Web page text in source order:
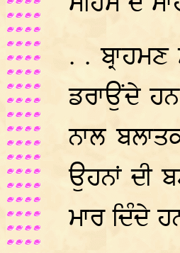
. .
ਡਰਾਉਂਦੇ
ਨਾਲ
ਉਹਨਾਂ ਦੀ
ਮਾਰ ਦਿੰਦੇ